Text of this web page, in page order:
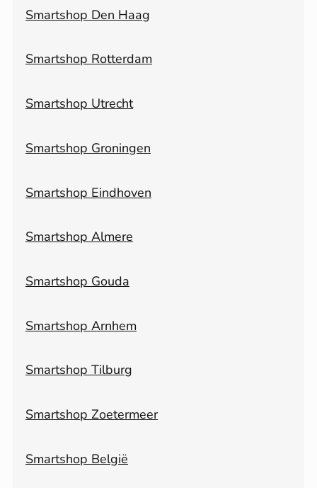
Smartshop Den Haag
Smartshop Rotterdam
Smartshop Utrecht
Smartshop Groningen
Smartshop Eindhoven
Smartshop Almere
Smartshop Gouda
Smartshop Arnhem
Smartshop Tilburg
Smartshop Zoetermeer
Smartshop België